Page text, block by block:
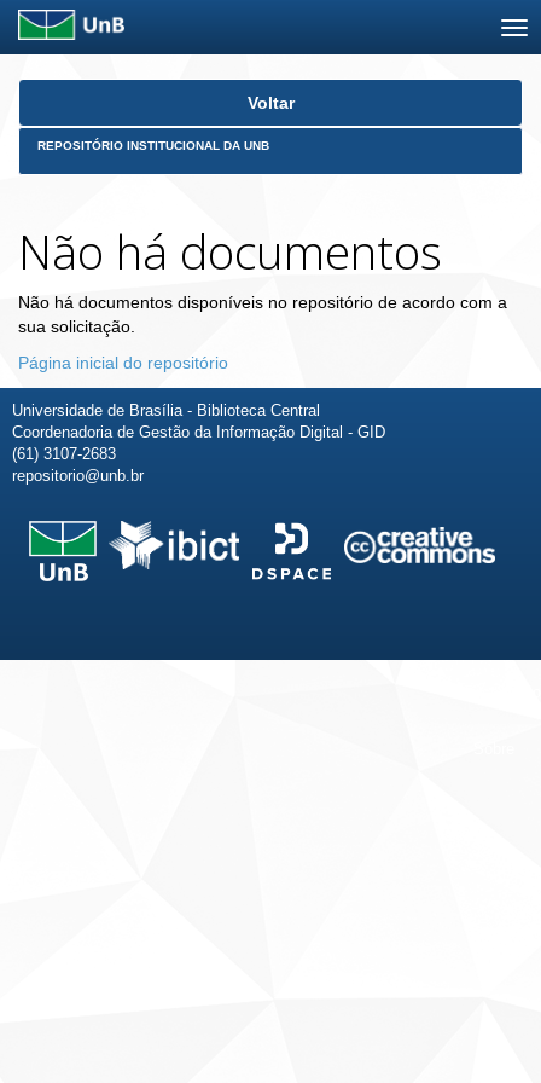
Skip
Voltar
REPOSITÓRIO INSTITUCIONAL DA UNB
Não há documentos
Não há documentos disponíveis no repositório de acordo com a
sua solicitação.
Página inicial do repositório
Universidade de Brasília - Biblioteca Central
Coordenadoria de Gestão da Informação Digital - GID
(61) 3107-2683
repositorio@unb.br